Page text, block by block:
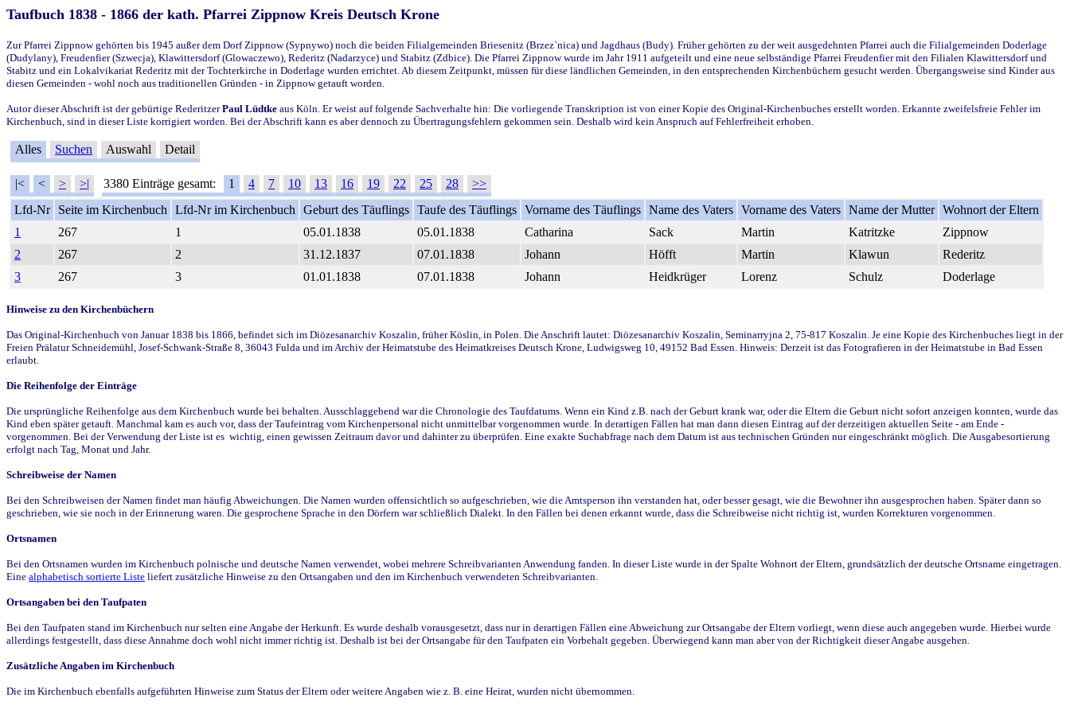
Taufbuch 1838 - 1866 der kath. Pfarrei Zippnow Kreis Deutsch Krone
Zur Pfarrei Zippnow gehörten bis 1945 außer dem Dorf Zippnow (Sypnywo) noch die beiden Filialgemeinden Briesenitz (Brzez`nica) und Jagdhaus (Budy). Früher gehörten zu der weit ausgedehnten Pfarrei auch die Filialgemeinden Doderlage
(Dudylany), Freudenfier (Szwecja), Klawittersdorf (Glowaczewo), Rederitz (Nadarzyce) und Stabitz (Zdbice). Die Pfarrei Zippnow wurde im Jahr 1911 aufgeteilt und eine neue selbständige Pfarrei Freudenfier mit den Filialen Klawittersdorf und
Stabitz und ein Lokalvikariat Rederitz mit der Tochterkirche in Doderlage wurden errichtet. Ab diesem Zeitpunkt, müssen für diese ländlichen Gemeinden, in den entsprechenden Kirchenbüchern gesucht werden. Übergangsweise sind Kinder aus
diesen Gemeinden - wohl noch aus traditionellen Gründen - in Zippnow getauft worden.
Autor dieser Abschrift ist der gebürtige RederitzerPaul Lüdtke aus Köln. Er weist auf folgende Sachverhalte hin: Die vorliegende Transkription ist von einer Kopie des Original-Kirchenbuches erstellt worden. Erkannte zweifelsfreie Fehler im
Kirchenbuch, sind in dieser Liste korrigiert worden. Bei der Abschrift kann es aber dennoch zu Übertragungsfehlern gekommen sein. Deshalb wird kein Anspruch auf Fehlerfreiheit erhoben.
Alles Suchen Auswahl Detail
|< < > >| 3380 Einträge gesamt: 1 4 7 10 13 16 19 22 25 28
>>
Lfd-Nr
Seite im Kirchenbuch Lfd-Nr im Kirchenbuch Geburt des Täuflings Taufe des Täuflings Vorname des Täuflings Name des Vaters Vorname des Vaters Name der Mutter Wohnort der Eltern
1
267 1 05.01.1838 05.01.1838 Catharina Sack Martin Katritzke
Zippnow
2
267 2 31.12.1837 07.01.1838 Johann Höfft Martin Klawun
Rederitz
3
267 3 01.01.1838 07.01.1838 Johann Heidkrüger Lorenz Schulz Doderlage
Hinweise zu den Kirchenbüchern
Das Original-Kirchenbuch von Januar 1838 bis 1866, befindet sich im Diözesanarchiv Koszalin, früher Köslin, in Polen. Die Anschrift lautet: Diözesanarchiv Koszalin, Seminarryjna 2, 75-817 Koszalin. Je eine Kopie des Kirchenbuches liegt in der
Freien Prälatur Schneidemühl, Josef-Schwank-Straße 8, 36043 Fulda und im Archiv der Heimatstube des Heimatkreises Deutsch Krone, Ludwigsweg 10, 49152 Bad Essen. Hinweis: Derzeit ist das Fotografieren in der Heimatstube in Bad Essen
erlaubt.
Die Reihenfolge der Einträge
Die ursprüngliche Reihenfolge aus dem Kirchenbuch wurde bei behalten. Ausschlaggebend war die Chronologie des Taufdatums. Wenn ein Kind z.B. nach der Geburt krank war, oder die Eltern die Geburt nicht sofort anzeigen konnten, wurde das
Kind eben später getauft. Manchmal kam es auch vor, dass der Taufeintrag vom Kirchenpersonal nicht unmittelbar vorgenommen wurde. In derartigen Fällen hat man dann diesen Eintrag auf der derzeitigen aktuellen Seite - am Ende -
vorgenommen. Bei der Verwendung der Liste ist es wichtig, einen gewissen Zeitraum davor und dahinter zu überprüfen. Eine exakte Suchabfrage nach dem Datum ist aus technischen Gründen nur eingeschränkt möglich. Die Ausgabesortierung
erfolgt nach Tag, Monat und Jahr.
Schreibweise der Namen
Bei den Schreibweisen der Namen findet man häufig Abweichungen. Die Namen wurden offensichtlich so aufgeschrieben, wie die Amtsperson ihn verstanden hat, oder besser gesagt, wie die Bewohner ihn ausgesprochen haben. Später dann so
geschrieben, wie sie noch in der Erinnerung waren. Die gesprochene Sprache in den Dörfern war schließlich Dialekt. In den Fällen bei denen erkannt wurde, dass die Schreibweise nicht richtig ist, wurden Korrekturen vorgenommen.
Ortsnamen
Bei den Ortsnamen wurden im Kirchenbuch polnische und deutsche Namen verwendet, wobei mehrere Schreibvarianten Anwendung fanden. In dieser Liste wurde in der Spalte Wohnort der Eltern, grundsätzlich der deutsche Ortsname eingetragen.
Eine alphabetisch sortierte Liste liefert zusätzliche Hinweise zu den Ortsangaben und den im Kirchenbuch verwendeten Schreibvarianten.
Ortsangaben bei den Taufpaten
Bei den Taufpaten stand im Kirchenbuch nur selten eine Angabe der Herkunft. Es wurde deshalb vorausgesetzt, dass nur in derartigen Fällen eine Abweichung zur Ortsangabe der Eltern vorliegt, wenn diese auch angegeben wurde. Hierbei wurde
allerdings festgestellt, dass diese Annahme doch wohl nicht immer richtig ist. Deshalb ist bei der Ortsangabe für den Taufpaten ein Vorbehalt gegeben. Überwiegend kann man aber von der Richtigkeit dieser Angabe ausgehen.
Zusätzliche Angaben im Kirchenbuch
Die im Kirchenbuch ebenfalls aufgeführten Hinweise zum Status der Eltern oder weitere Angaben wie z. B. eine Heirat, wurden nicht übernommen.